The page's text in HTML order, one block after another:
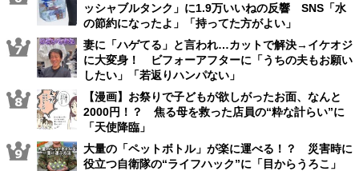
ッシャブルタンク」に1.9万いいねの反響 SNS「水
の節約になったよ」「持ってた方がよい」
妻に「ハゲてる」と言われ…カットで解決→イケオジ
に大変身！ ビフォーアフターに「うちの夫もお願い
したい」「若返りハンパない」
【漫画】お祭りで子どもが欲しがったお面、なんと
2000円！？ 焦る母を救った店員の“粋な計らい”に
「天使降臨」
大量の「ペットボトル」が楽に運べる！？ 災害時に
役立つ自衛隊の“ライフハック”に「目からうろこ」